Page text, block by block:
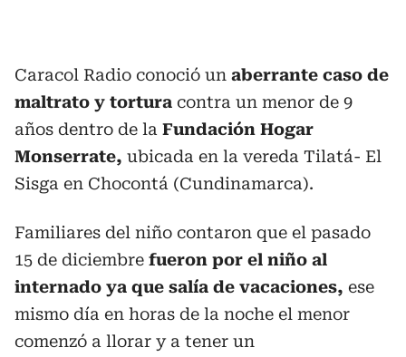
Caracol Radio conoció un aberrante caso de
maltrato y tortura contra un menor de 9
años dentro de la Fundación Hogar
Monserrate, ubicada en la vereda Tilatá- El
Sisga en Chocontá (Cundinamarca).
Familiares del niño contaron que el pasado
15 de diciembre fueron por el niño al
internado ya que salía de vacaciones, ese
mismo día en horas de la noche el menor
comenzó a llorar y a tener un